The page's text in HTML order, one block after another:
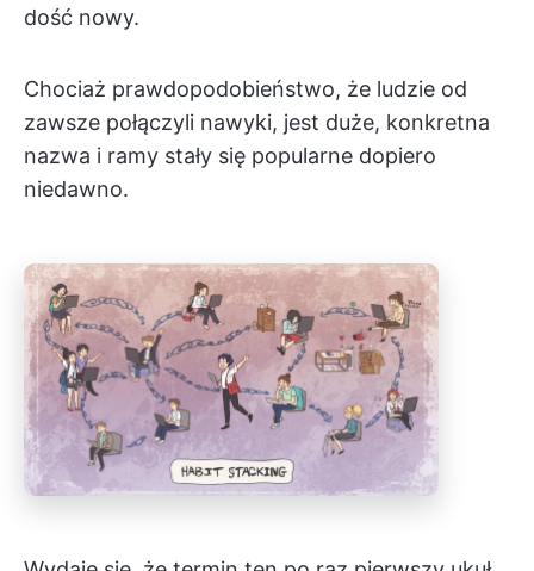
dość nowy.
Chociaż prawdopodobieństwo, że ludzie od
zawsze połączyli nawyki, jest duże, konkretna
nazwa i ramy stały się popularne dopiero
niedawno.